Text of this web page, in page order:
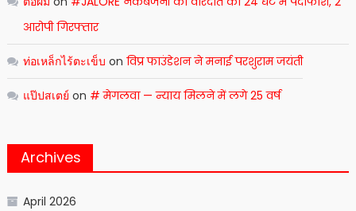
आरोपी गिरफ्तार
ท่อเหล็กไร้ตะเข็บ on विप्र फाउंडेशन ने मनाई परशुराम जयंती
แป๊ปสเตย์ on # मेगलवा — न्याय मिलने में लगे 25 वर्ष
Archives
April 2026